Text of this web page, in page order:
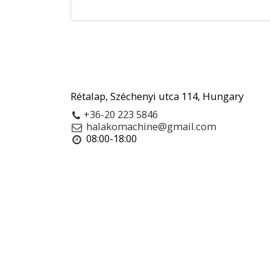
Rétalap, Széchenyi utca 114, Hungary
+36-20 223 5846
halakomachine@gmail.com
08:00-18:00